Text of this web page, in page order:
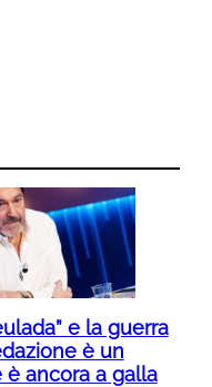
e la guerra
è un
è ancora a galla